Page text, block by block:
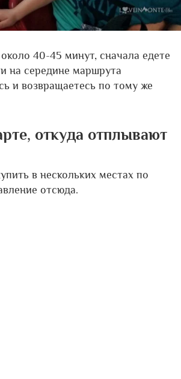
40-45 минут, сначала едете
на середине маршрута
и возвращаетесь по тому же
откуда отплывают
в нескольких местах по
отсюда.